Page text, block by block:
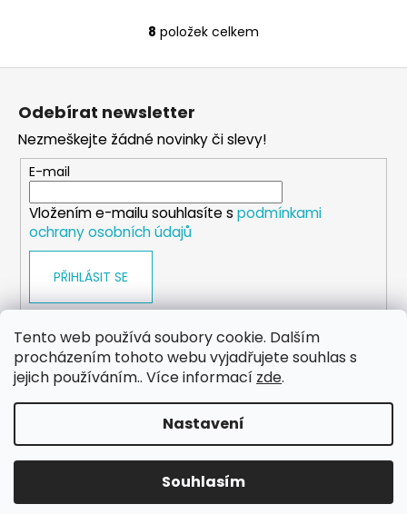
Tento web používá soubory cookie. Dalším
procházením tohoto webu vyjadřujete souhlas s
jejich používáním.. Více informací zde.
Nastavení
Souhlasím
O
v
a
c
í
p
r
v
p
i
s
u
8 položek celkem
Odebírat newsletter
Nezmeškejte žádné novinky či slevy!
E-mail
Vložením e-mailu souhlasíte s podmínkami
ochrany osobních údajů
PŘIHLÁSIT SE
WEB FACEBOOK INSTAGRAM YOUTUBE
Copyright 2026eshop.dog-point. Všechna práva
Upravit nastavení cookies